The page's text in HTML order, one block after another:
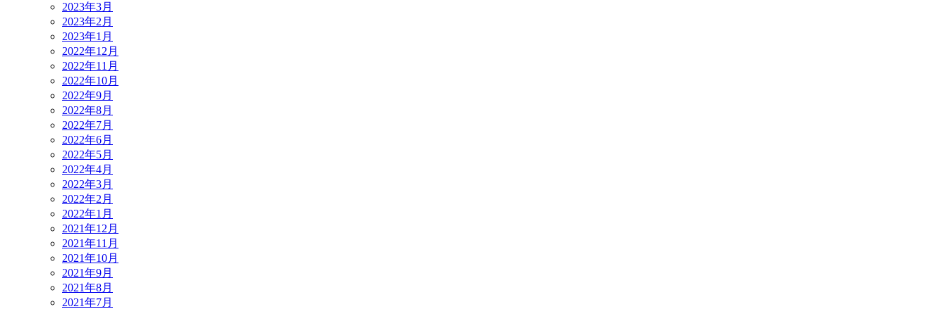
2023年3月
2023年2月
2023年1月
2022年12月
2022年11月
2022年10月
2022年9月
2022年8月
2022年7月
2022年6月
2022年5月
2022年4月
2022年3月
2022年2月
2022年1月
2021年12月
2021年11月
2021年10月
2021年9月
2021年8月
2021年7月